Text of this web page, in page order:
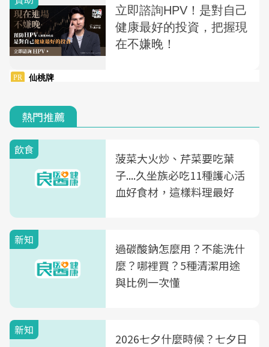
熱門推薦
飲食
菠菜大火炒、芹菜要吃葉
子....久坐族必吃11種護心活
血好食材，這樣料理最好
新知
過碳酸鈉怎麼用？不能洗什
麼？哪裡買？5種清潔用途
與比例一次懂
新知
2026七夕什麼時候？七夕日